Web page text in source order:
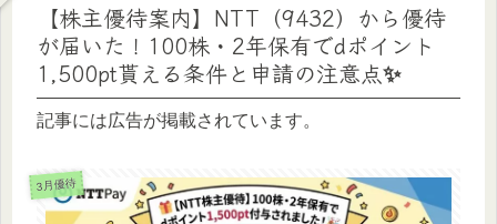
【株主優待案内】NTT（9432）から優待
が届いた！100株・2年保有でdポイント
1,500pt貰える条件と申請の注意点✨
記事には広告が掲載されています。
3月優待